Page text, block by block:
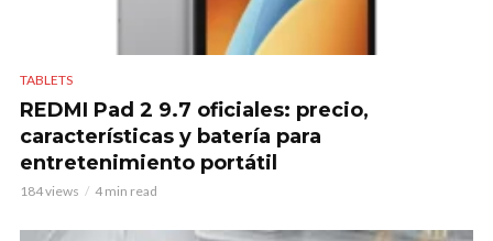
TABLETS
REDMI Pad 2 9.7 oficiales: precio,
características y batería para
entretenimiento portátil
184 views 4 min read